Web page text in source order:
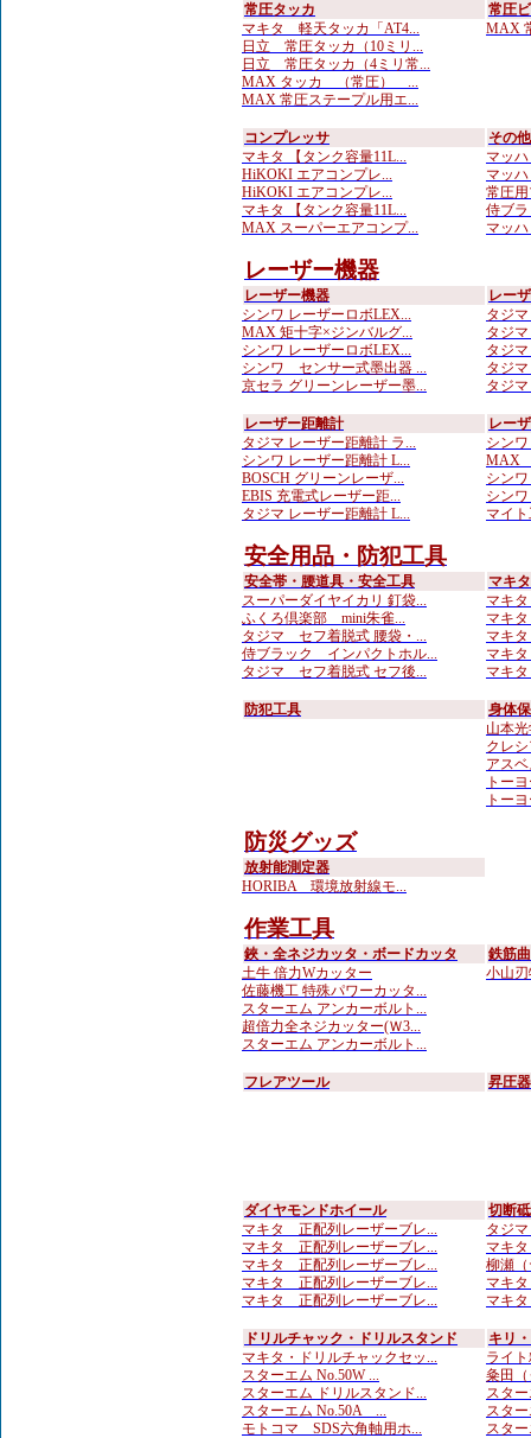
常圧タッカ
マキタ 軽天タッカ「AT4...
日立 常圧タッカ（10ミリ...
日立 常圧タッカ（4ミリ常...
MAX タッカ （常圧） ...
MAX 常圧ステープル用エ...
常圧
MAX
コンプレッサ
マキタ 【タンク容量11L...
HiKOKI エアコンプレ...
HiKOKI エアコンプレ...
マキタ 【タンク容量11L...
MAX スーパーエアコンプ...
その他
マッ
マッ
常圧
侍ブラ
マッ
レーザー機器
レーザー機器
シンワ レーザーロボLEX...
MAX 矩十字×ジンバルグ...
シンワ レーザーロボLEX...
シンワ センサー式墨出器 ...
京セラ グリーンレーザー墨...
レー
タジ
タジ
タジ
タジ
タジ
レーザー距離計
タジマ レーザー距離計 ラ...
シンワ レーザー距離計 L...
BOSCH グリーンレーザ...
EBIS 充電式レーザー距...
タジマ レーザー距離計 L...
レー
シン
MAX
シン
シン
マイ
安全用品・防犯工具
安全帯・腰道具・安全工具
スーパーダイヤイカリ 釘袋...
ふくろ倶楽部 mini朱雀...
タジマ セフ着脱式 腰袋・...
侍ブラック インパクトホル...
タジマ セフ着脱式 セフ後...
マキ
マキ
マキ
マキ
マキ
マキ
防犯工具
身体
山本
クレ
アス
トー
トー
防災グッズ
放射能測定器
HORIBA 環境放射線モ...
作業工具
鋏・全ネジカッタ・ボードカッタ
土牛 倍力Wカッター
佐藤機工 特殊パワーカッタ...
スターエム アンカーボルト...
超倍力全ネジカッター(Ｗ3...
スターエム アンカーボルト...
鉄筋
小山
フレアツール 昇圧
ダイヤモンドホイール
マキタ 正配列レーザーブレ...
マキタ 正配列レーザーブレ...
マキタ 正配列レーザーブレ...
マキタ 正配列レーザーブレ...
マキタ 正配列レーザーブレ...
切断
タジ
マキ
柳瀬
マキ
マキ
ドリルチャック・ドリルスタンド
マキタ・ドリルチャックセッ...
スターエム No.50W ...
スターエム ドリルスタンド...
スターエム No.50A ...
モトコマ SDS六角軸用ホ...
キリ
ライ
粂田
スタ
スタ
スター